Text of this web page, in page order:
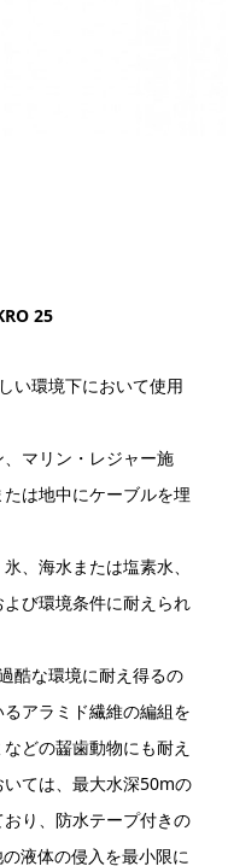
25
い環境下において使用
マリン・レジャー施
は地中にケーブルを埋
、海水または塩素水、
び環境条件に耐えられ
酷な環境に耐え得るの
アラミド繊維の編組を
どの齧歯動物にも耐え
ては、最大水深50mの
り、防水テープ付きの
液体の侵入を最小限に